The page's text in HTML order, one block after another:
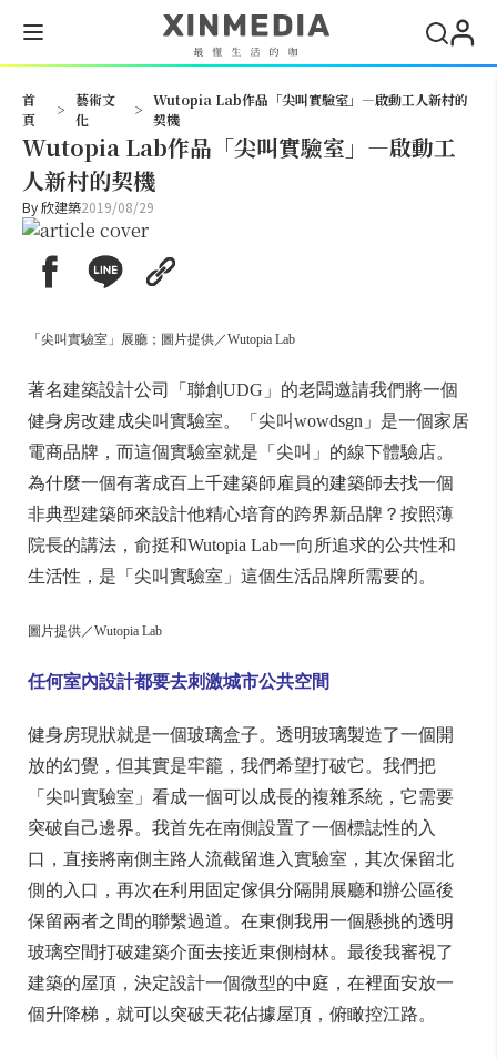
首
頁
>
藝術文
化
>
Wutopia Lab作品「尖叫實驗室」—啟動工人新村的
契機
Wutopia Lab作品「尖叫實驗室」—啟動工
人新村的契機
By欣建築2019/08/29
「尖叫實驗室」展廳；圖片提供／Wutopia Lab
著名建築設計公司「聯創UDG」的老闆邀請我們將一個
健身房改建成尖叫實驗室。「尖叫wowdsgn」是一個家居
電商品牌，而這個實驗室就是「尖叫」的線下體驗店。
為什麼一個有著成百上千建築師雇員的建築師去找一個
非典型建築師來設計他精心培育的跨界新品牌？按照薄
院長的講法，俞挺和Wutopia Lab一向所追求的公共性和
生活性，是「尖叫實驗室」這個生活品牌所需要的。
圖片提供／Wutopia Lab
任何室內設計都要去刺激城市公共空間
健身房現狀就是一個玻璃盒子。透明玻璃製造了一個開
放的幻覺，但其實是牢籠，我們希望打破它。我們把
「尖叫實驗室」看成一個可以成長的複雜系統，它需要
突破自己邊界。我首先在南側設置了一個標誌性的入
口，直接將南側主路人流截留進入實驗室，其次保留北
側的入口，再次在利用固定傢俱分隔開展廳和辦公區後
保留兩者之間的聯繫過道。在東側我用一個懸挑的透明
玻璃空間打破建築介面去接近東側樹林。最後我審視了
建築的屋頂，決定設計一個微型的中庭，在裡面安放一
個升降梯，就可以突破天花佔據屋頂，俯瞰控江路。